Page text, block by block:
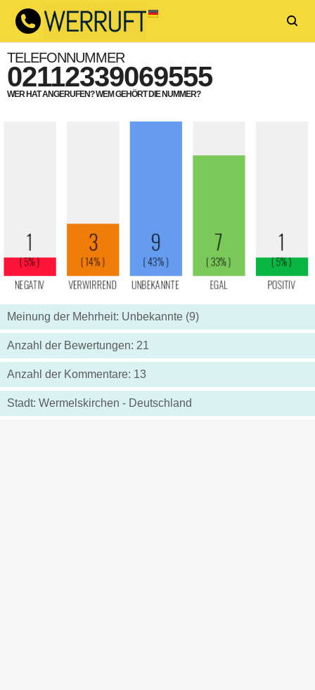
TELEFONNUMMER
02112339069555
WER HAT ANGERUFEN? WEM GEHÖRT DIE NUMMER?
Meinung der Mehrheit: Unbekannte (9)
Anzahl der Bewertungen: 21
Anzahl der Kommentare: 13
Stadt: Wermelskirchen - Deutschland